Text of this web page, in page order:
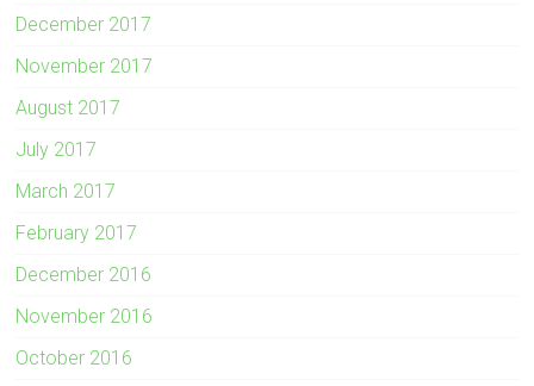
December 2017
November 2017
August 2017
July 2017
March 2017
February 2017
December 2016
November 2016
October 2016